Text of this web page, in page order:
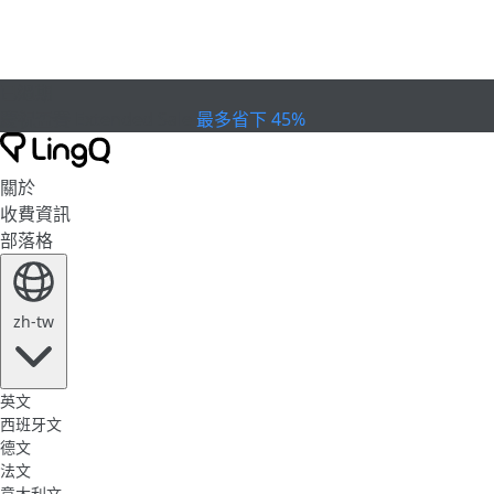
最多省下 45%
關於
收費資訊
部落格
zh-tw
英文
西班牙文
德文
法文